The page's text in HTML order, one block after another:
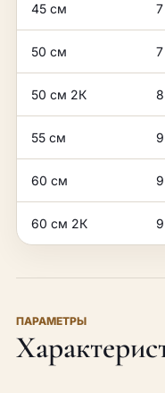
45 см
50 см
50 см 2К
55 см
60 см
60 см 2К
ПАРАМЕТРЫ